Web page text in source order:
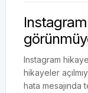
Instagram
hikayeler
hata mesajında